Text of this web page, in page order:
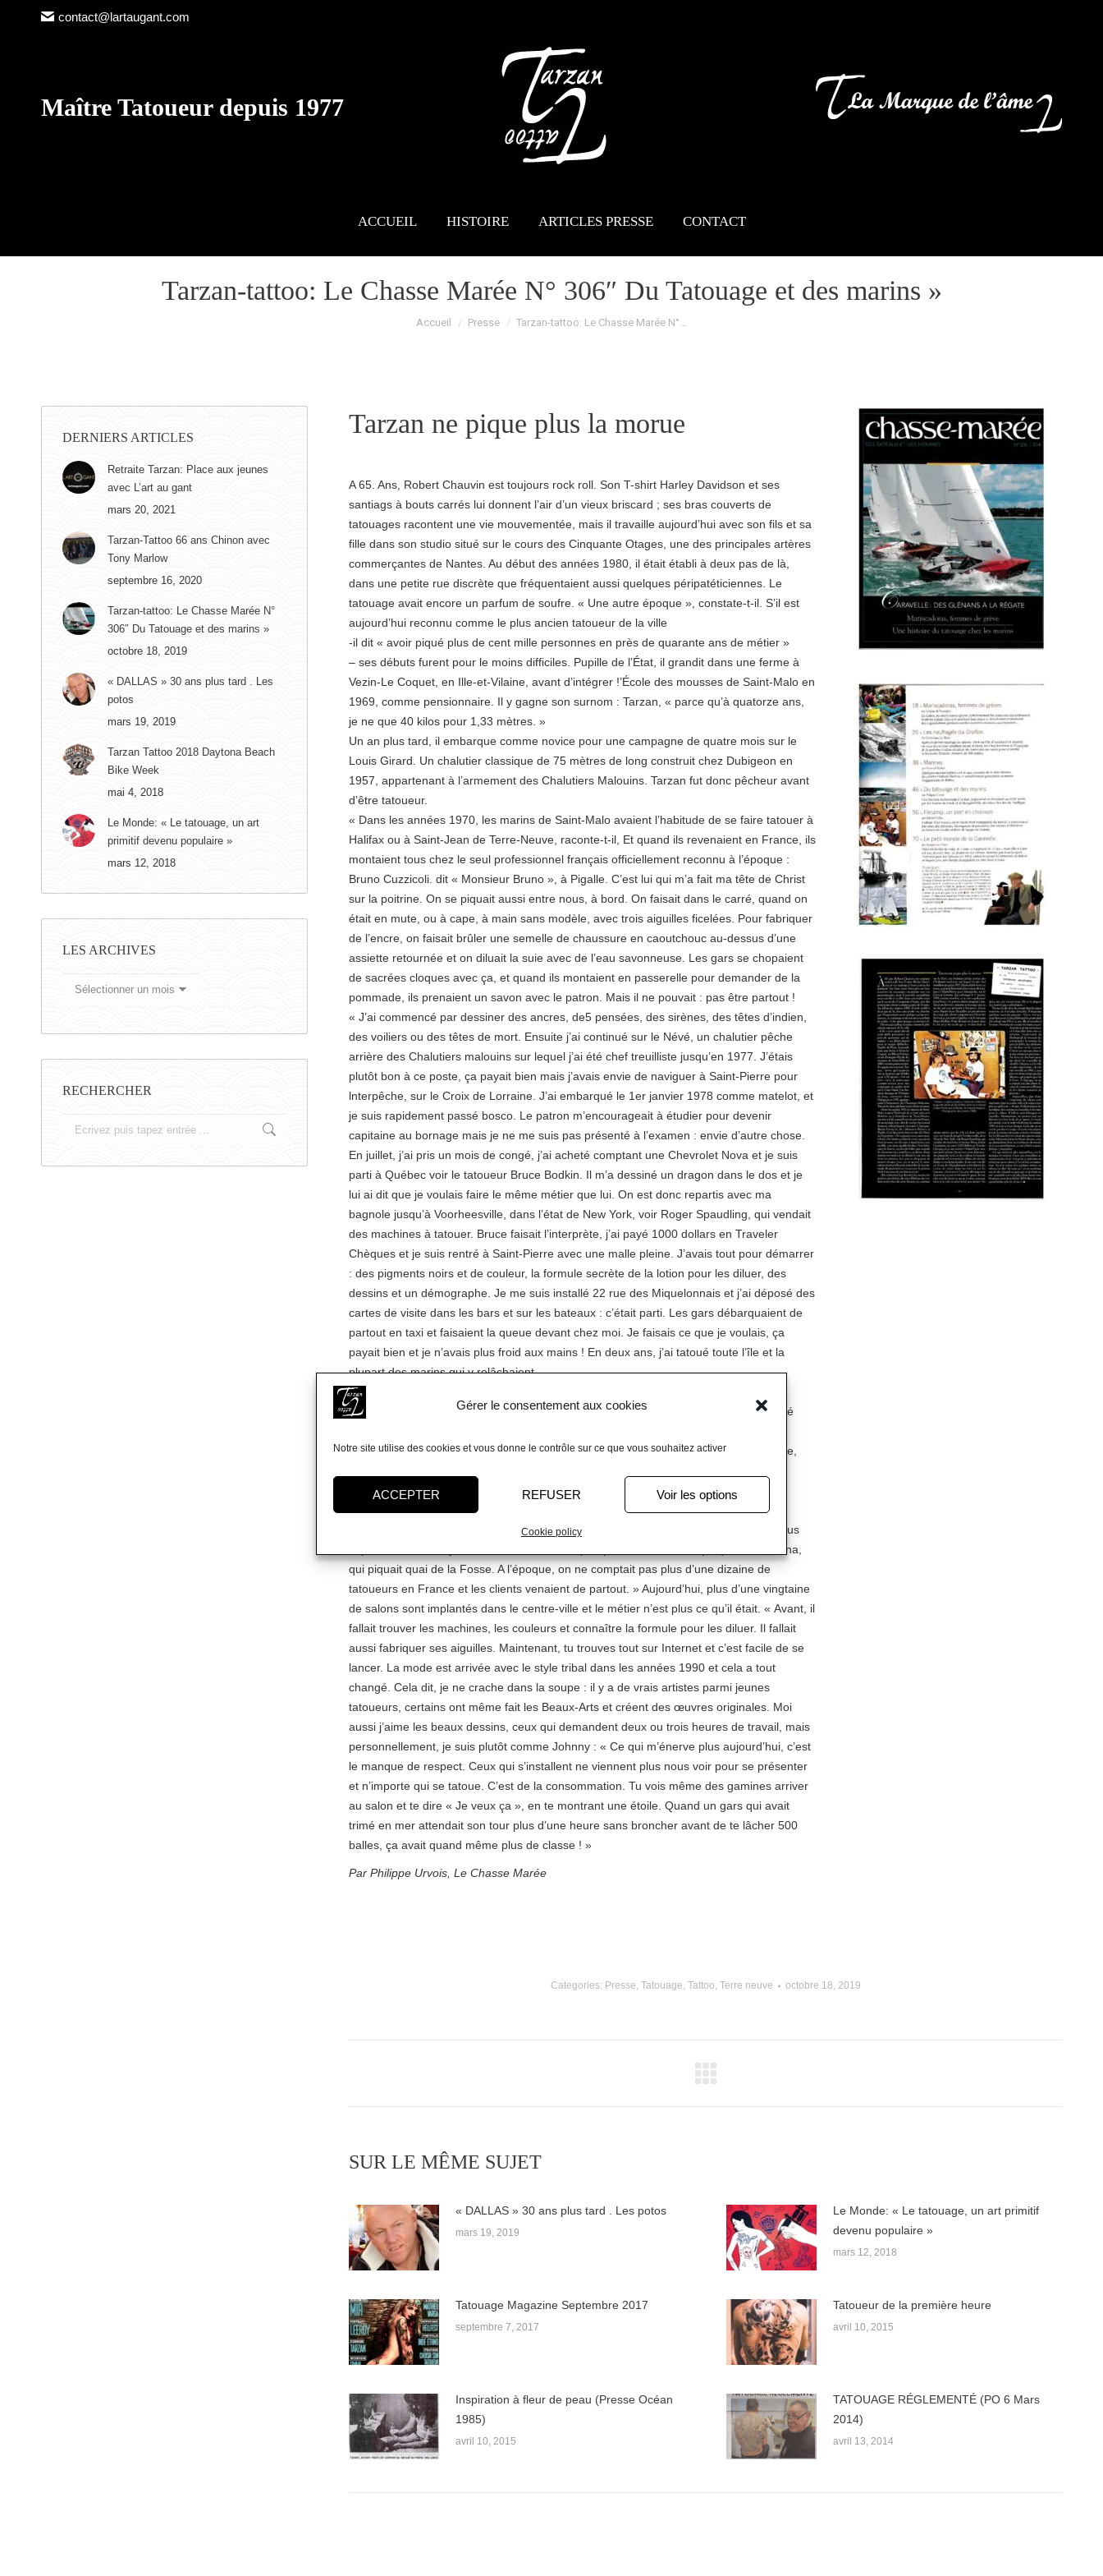
Gérer le consentement aux cookies
Notre site utilise des cookies et vous donne le contrôle sur ce que vous souhaitez activer
ACCEPTER REFUSER Voir les options
Cookie policy
contact@lartaugant.com
Maître Tatoueur depuis 1977
ACCUEIL HISTOIRE ARTICLES PRESSE CONTACT
Tarzan-tattoo: Le Chasse Marée N° 306″ Du Tatouage et des marins »
Vous êtes ici :
Accueil Presse Tarzan-tattoo: Le Chasse Marée N°…
Tarzan ne pique plus la morue
A 65. Ans, Robert Chauvin est toujours rock roll. Son T-shirt Harley Davidson et ses
santiags à bouts carrés lui donnent l’air d’un vieux briscard ; ses bras couverts de
tatouages racontent une vie mouvementée, mais il travaille aujourd’hui avec son fils et sa
fille dans son studio situé sur le cours des Cinquante Otages, une des principales artères
commerçantes de Nantes. Au début des années 1980, il était établi à deux pas de là,
dans une petite rue discrète que fréquentaient aussi quelques péripatéticiennes. Le
tatouage avait encore un parfum de soufre. « Une autre époque », constate-t-il. S’il est
aujourd’hui reconnu comme le plus ancien tatoueur de la ville
-il dit « avoir piqué plus de cent mille personnes en près de quarante ans de métier »
– ses débuts furent pour le moins difficiles. Pupille de l’État, il grandit dans une ferme à
Vezin-Le Coquet, en Ille-et-Vilaine, avant d’intégrer !’École des mousses de Saint-Malo en
1969, comme pensionnaire. Il y gagne son surnom : Tarzan, « parce qu’à quatorze ans,
je ne que 40 kilos pour 1,33 mètres. »
Un an plus tard, il embarque comme novice pour une campagne de quatre mois sur le
Louis Girard. Un chalutier classique de 75 mètres de long construit chez Dubigeon en
1957, appartenant à l’armement des Chalutiers Malouins. Tarzan fut donc pêcheur avant
d’être tatoueur.
« Dans les années 1970, les marins de Saint-Malo avaient l’habitude de se faire tatouer à
Halifax ou à Saint-Jean de Terre-Neuve, raconte-t-il, Et quand ils revenaient en France, ils
montaient tous chez le seul professionnel français officiellement reconnu à l’époque :
Bruno Cuzzicoli. dit « Monsieur Bruno », à Pigalle. C’est lui qui m’a fait ma tête de Christ
sur la poitrine. On se piquait aussi entre nous, à bord. On faisait dans le carré, quand on
était en mute, ou à cape, à main sans modèle, avec trois aiguilles ficelées. Pour fabriquer
de l’encre, on faisait brûler une semelle de chaussure en caoutchouc au-dessus d’une
assiette retournée et on diluait la suie avec de l’eau savonneuse. Les gars se chopaient
de sacrées cloques avec ça, et quand ils montaient en passerelle pour demander de la
pommade, ils prenaient un savon avec le patron. Mais il ne pouvait : pas être partout !
« J’ai commencé par dessiner des ancres, de5 pensées, des sirènes, des têtes d’indien,
des voiliers ou des têtes de mort. Ensuite j’ai continué sur le Névé, un chalutier pêche
arrière des Chalutiers malouins sur lequel j’ai été chef treuilliste jusqu’en 1977. J’étais
plutôt bon à ce poste, ça payait bien mais j’avais envie de naviguer à Saint-Pierre pour
lnterpêche, sur le Croix de Lorraine. J’ai embarqué le 1er janvier 1978 comme matelot, et
je suis rapidement passé bosco. Le patron m’encourageait à étudier pour devenir
capitaine au bornage mais je ne me suis pas présenté à l’examen : envie d’autre chose.
En juillet, j’ai pris un mois de congé, j’ai acheté comptant une Chevrolet Nova et je suis
parti à Québec voir le tatoueur Bruce Bodkin. Il m’a dessiné un dragon dans le dos et je
lui ai dit que je voulais faire le même métier que lui. On est donc repartis avec ma
bagnole jusqu’à Voorheesville, dans l’état de New York, voir Roger Spaudling, qui vendait
des machines à tatouer. Bruce faisait l’interprète, j’ai payé 1000 dollars en Traveler
Chèques et je suis rentré à Saint-Pierre avec une malle pleine. J’avais tout pour démarrer
: des pigments noirs et de couleur, la formule secrète de la lotion pour les diluer, des
dessins et un démographe. Je me suis installé 22 rue des Miquelonnais et j’ai déposé des
cartes de visite dans les bars et sur les bateaux : c’était parti. Les gars débarquaient de
partout en taxi et faisaient la queue devant chez moi. Je faisais ce que je voulais, ça
payait bien et je n’avais plus froid aux mains ! En deux ans, j’ai tatoué toute l’île et la
plupart des marins qui y relâchaient.
Tarzan décide alors de revenir dans la région rennaise, où il n’a plus d’attache. Il
fréquente quelques mauvais garçons. « Ça ne s’est pas trop bien passé et j’ai préféré
voulait me louer un pas de porte et je me suis retrouvé à travailler dans une caravane,
pêcheurs, les dockers et les voyous. C’était une époque dure et je ne connaissais
Au bout de dix-huit mois, un client lui conseille de s’établir à Nantes, car la ville est plus
importante. « Je m’y suis installé en 1981, à peu près en même temps que Joe Marina,
qui piquait quai de la Fosse. A l’époque, on ne comptait pas plus d’une dizaine de
tatoueurs en France et les clients venaient de partout. » Aujourd’hui, plus d’une vingtaine
de salons sont implantés dans le centre-ville et le métier n’est plus ce qu’il était. « Avant, il
fallait trouver les machines, les couleurs et connaître la formule pour les diluer. Il fallait
aussi fabriquer ses aiguilles. Maintenant, tu trouves tout sur Internet et c’est facile de se
lancer. La mode est arrivée avec le style tribal dans les années 1990 et cela a tout
changé. Cela dit, je ne crache dans la soupe : il y a de vrais artistes parmi jeunes
tatoueurs, certains ont même fait les Beaux-Arts et créent des œuvres originales. Moi
aussi j’aime les beaux dessins, ceux qui demandent deux ou trois heures de travail, mais
personnellement, je suis plutôt comme Johnny : « Ce qui m’énerve plus aujourd’hui, c’est
le manque de respect. Ceux qui s’installent ne viennent plus nous voir pour se présenter
et n’importe qui se tatoue. C’est de la consommation. Tu vois même des gamines arriver
au salon et te dire « Je veux ça », en te montrant une étoile. Quand un gars qui avait
trimé en mer attendait son tour plus d’une heure sans broncher avant de te lâcher 500
balles, ça avait quand même plus de classe ! »
Par Philippe Urvois, Le Chasse Marée
Categories: Presse, Tatouage, Tattoo, Terre neuve octobre 18, 2019
SUR LE MÊME SUJET
« DALLAS » 30 ans plus tard . Les potos
mars 19, 2019
Le Monde: « Le tatouage, un art primitif
devenu populaire »
mars 12, 2018
Tatouage Magazine Septembre 2017
septembre 7, 2017
Tatoueur de la première heure
avril 10, 2015
Inspiration à fleur de peau (Presse Océan
1985)
avril 10, 2015
TATOUAGE RÉGLEMENTÉ (PO 6 Mars
2014)
avril 13, 2014
DERNIERS ARTICLES
Retraite Tarzan: Place aux jeunes
avec L’art au gant
mars 20, 2021
Tarzan-Tattoo 66 ans Chinon avec
Tony Marlow
septembre 16, 2020
Tarzan-tattoo: Le Chasse Marée N°
306″ Du Tatouage et des marins »
octobre 18, 2019
« DALLAS » 30 ans plus tard . Les
potos
mars 19, 2019
Tarzan Tattoo 2018 Daytona Beach
Bike Week
mai 4, 2018
Le Monde: « Le tatouage, un art
primitif devenu populaire »
mars 12, 2018
LES ARCHIVES
RECHERCHER